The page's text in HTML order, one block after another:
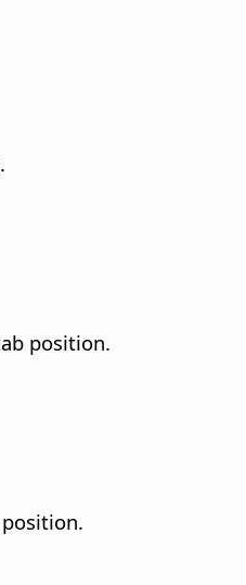
position.